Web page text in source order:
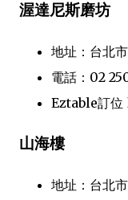
渥達尼斯磨坊
地址：台北
電話：02
Eztable訂位
山海樓
地址：台北